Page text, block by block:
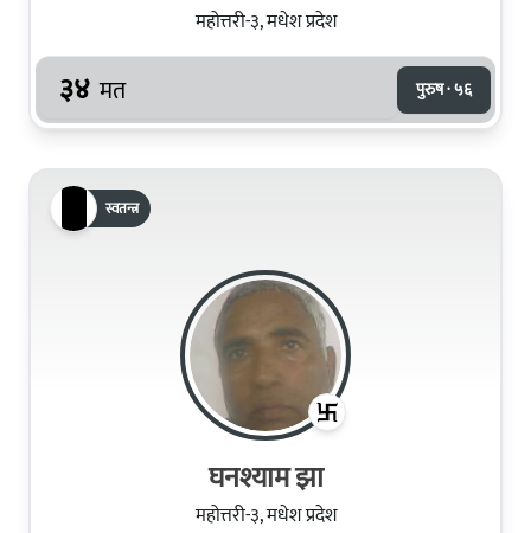
महोत्तरी-३, मधेश प्रदेश
३४ मत पुरुष · ५६
स्वतन्त्र
घनश्याम झा
महोत्तरी-३, मधेश प्रदेश